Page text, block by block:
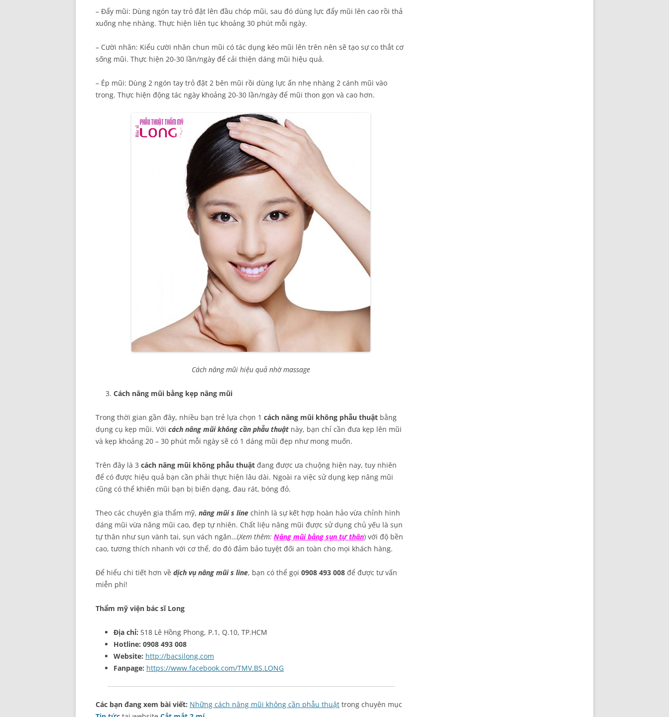
– Đẩy mũi: Dùng ngón tay trỏ đặt lên đầu chóp mũi, sau đó dùng lực đẩy mũi lên cao rồi thả
xuống nhẹ nhàng. Thực hiện liên tục khoảng 30 phút mỗi ngày.
– Cười nhăn: Kiểu cười nhăn chun mũi có tác dụng kéo mũi lên trên nên sẽ tạo sự co thắt cơ
sống mũi. Thực hiện 20-30 lần/ngày để cải thiện dáng mũi hiệu quả.
– Ép mũi: Dùng 2 ngón tay trỏ đặt 2 bên mũi rồi dùng lực ấn nhẹ nhàng 2 cánh mũi vào
trong. Thực hiện động tác ngày khoảng 20-30 lần/ngày để mũi thon gọn và cao hơn.
Cách nâng mũi hiệu quả nhờ massage
Cách nâng mũi bằng kẹp nâng mũi
Trong thời gian gần đây, nhiều bạn trẻ lựa chọn 1 cách nâng mũi không phẫu thuật bằng
dụng cụ kẹp mũi. Với cách nâng mũi không cần phẫu thuật này, bạn chỉ cần đưa kẹp lên mũi
và kẹp khoảng 20 – 30 phút mỗi ngày sẽ có 1 dáng mũi đẹp như mong muốn.
Trên đây là 3 cách nâng mũi không phẫu thuật đang được ưa chuộng hiện nay, tuy nhiên
để có được hiệu quả bạn cần phải thực hiện lâu dài. Ngoài ra việc sử dụng kẹp nâng mũi
cũng có thể khiến mũi bạn bị biến dạng, đau rát, bóng đỏ.
Theo các chuyên gia thẩm mỹ, nâng mũi s line chính là sự kết hợp hoàn hảo vừa chỉnh hình
dáng mũi vừa nâng mũi cao, đẹp tự nhiên. Chất liệu nâng mũi được sử dụng chủ yếu là sụn
tự thân như sụn vành tai, sụn vách ngăn…(Xem thêm: Nâng mũi bằng sụn tự thân) với độ bền
cao, tương thích nhanh với cơ thể, do đó đảm bảo tuyệt đối an toàn cho mọi khách hàng.
Để hiểu chi tiết hơn về dịch vụ nâng mũi s line, bạn có thể gọi 0908 493 008 để được tư vấn
miễn phí!
Thẩm mỹ viện bác sĩ Long
Địa chỉ: 518 Lê Hồng Phong, P.1, Q.10, TP.HCM
Hotline: 0908 493 008
Website: http://bacsilong.com
Fanpage: https://www.facebook.com/TMV.BS.LONG
Các bạn đang xem bài viết: Những cách nâng mũi không cần phẫu thuật trong chuyên mục